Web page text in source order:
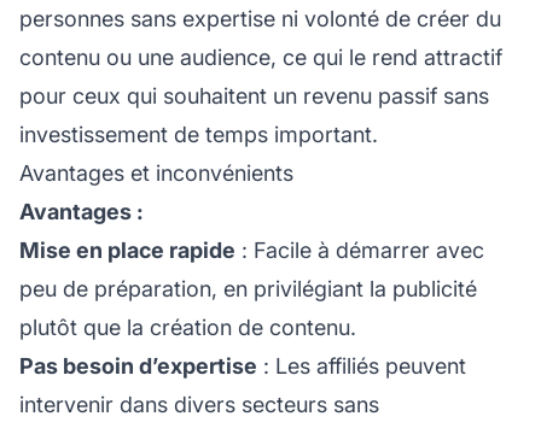
personnes sans expertise ni volonté de créer du
contenu ou une audience, ce qui le rend attractif
pour ceux qui souhaitent un revenu passif sans
investissement de temps important.
Avantages et inconvénients
Avantages :
Mise en place rapide : Facile à démarrer avec
peu de préparation, en privilégiant la publicité
plutôt que la création de contenu.
Pas besoin d’expertise : Les affiliés peuvent
intervenir dans divers secteurs sans